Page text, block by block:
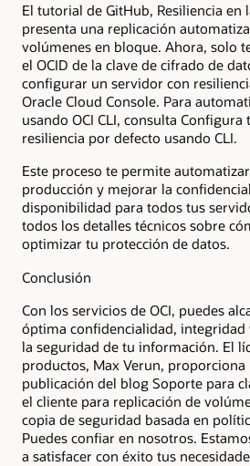
El tutorial de GitHub, Resiliencia en
presenta una replicación
volúmenes en bloque. Ahora, solo
el OCID de la clave de cifrado de
configurar un servidor con
Oracle Cloud Console. Para
usando OCI CLI, consulta
resiliencia por defecto usando CLI.
Este proceso te permite
producción y mejorar la
disponibilidad para todos tus
todos los detalles técnicos sobre
optimizar tu protección de datos.
Conclusión
Con los servicios de OCI, puedes
óptima confidencialidad,
la seguridad de tu información. El
productos, Max Verun, proporciona
publicación del blog Soporte para
el cliente para replicación de
copia de seguridad basada en
Puedes confiar en nosotros.
a satisfacer con éxito tus